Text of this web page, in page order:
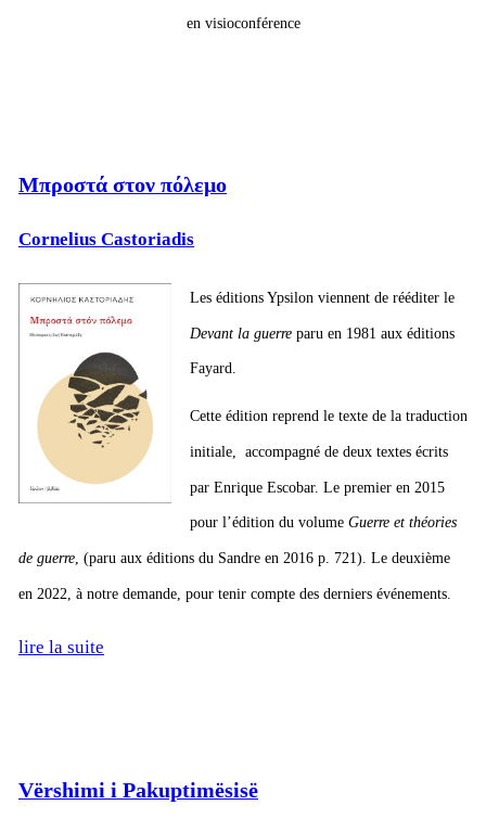
en vi­sio­con­fé­rence
Μπροστά στον πόλεμο
Cornelius Castoriadis
Les édi­tions Yp­si­lon viennent de ré­édi­ter le
De­vant la guerreparu en 1981 aux édi­tions
Fayard.
Cette édi­tion re­prend le texte de la tra­duc­tion
ini­tiale, ac­com­pa­gné dedeux textes écrits
par En­rique Es­co­bar. Le pre­mier en 2015
pour l’édi­tion du vo­lume Guerre et théo­ries
de guerre , (paru aux édi­tions du Sandre en 2016 p. 721). Le deuxième
en 2022, à notre de­mande, pour te­nir compte des der­niers évé­ne­ments.
lire la suite
Vërshimi i Pakuptimësisë